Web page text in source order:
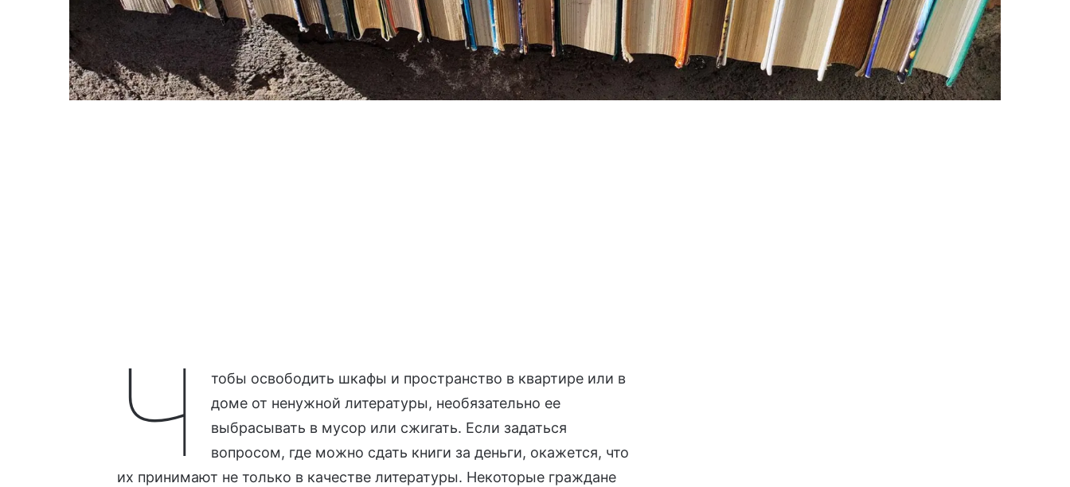
Ч
тобы освободить шкафы и пространство в квартире или в
доме от ненужной литературы, необязательно ее
выбрасывать в мусор или сжигать. Если задаться
вопросом, где можно сдать книги за деньги, окажется, что
их принимают не только в качестве литературы. Некоторые граждане